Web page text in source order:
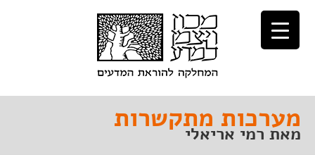
לתוכן
לניווט
מערכות מתקשרות
מאת רמי אריאלי